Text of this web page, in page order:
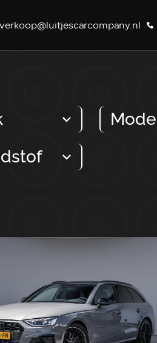
verkoop@luitjescarcompany.nl
DIENSTEN
VACATURES
VERKOCHT